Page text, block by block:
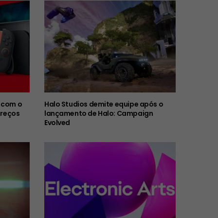
o
Halo Studios demite equipe após o
lançamento de Halo: Campaign
Evolved